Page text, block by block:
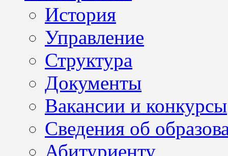
История
Управление
Структура
Документы
Вакансии и конкурсы
Сведения об
Абитуриенту